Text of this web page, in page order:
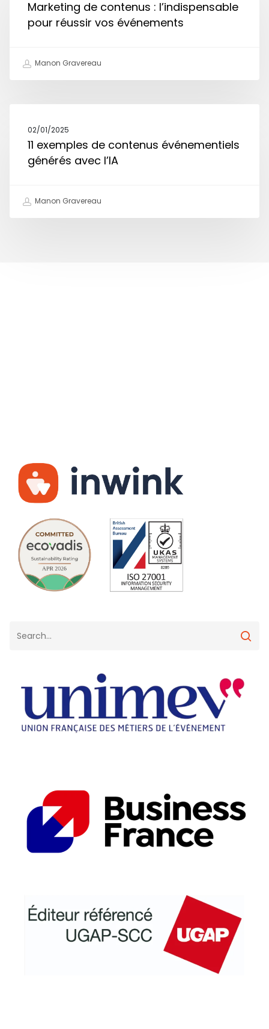
Marketing de contenus : l’indispensable
pour réussir vos événements
Manon Gravereau
02/01/2025
11 exemples de contenus événementiels
générés avec l’IA
Manon Gravereau